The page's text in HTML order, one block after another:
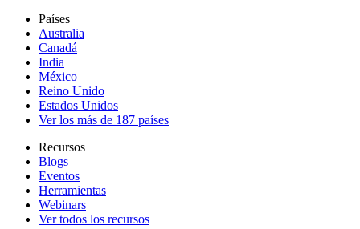
Países
Australia
Canadá
India
México
Reino Unido
Estados Unidos
Ver los más de 187 países
Recursos
Blogs
Eventos
Herramientas
Webinars
Ver todos los recursos